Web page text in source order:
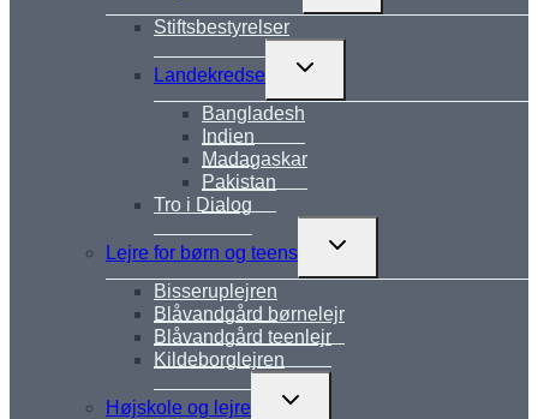
Stiftsbestyrelser
Landekredse
Skift
Bangladesh
Indien
Madagaskar
Pakistan
Tro i Dialog
Lejre for børn og teens
Skift
Bisseruplejren
Blåvandgård børnelejr
Blåvandgård teenlejr
Kildeborglejren
Højskole og lejre
Skift